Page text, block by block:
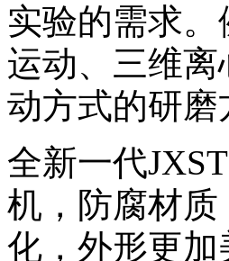
实验的需求
运动、三维
动方式的研磨
全新一代
机，防腐材
化，外形更